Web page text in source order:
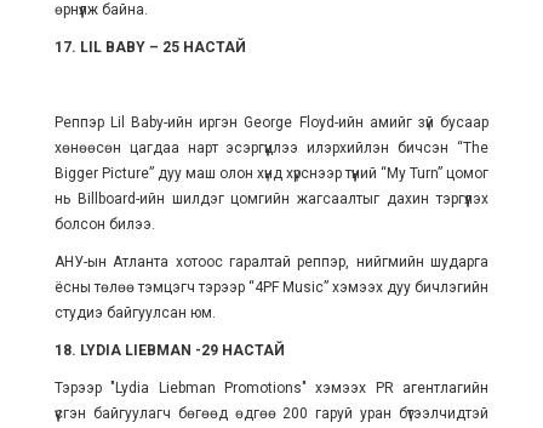
өрнүүлж байна.
17. LIL BABY – 25 НАСТАЙ
Реппэр Lil Baby-ийн иргэн George Floyd-ийн амийг зүй бусаар
хөнөөсөн цагдаа нарт эсэргүүцлээ илэрхийлэн бичсэн “The
Bigger Picture” дуу маш олон хүнд хүрснээр түүний “My Turn” цомог
нь Billboard-ийн шилдэг цомгийн жагсаалтыг дахин тэргүүлэх
болсон билээ.
АНУ-ын Атланта хотоос гаралтай реппэр, нийгмийн шударга
ёсны төлөө тэмцэгч тэрээр “4PF Music” хэмээх дуу бичлэгийн
студиэ байгуулсан юм.
18. LYDIA LIEBMAN -29 НАСТАЙ
Тэрээр " Lydia Liebman Promotions" хэмээх PR агентлагийн
үүсгэн байгуулагч бөгөөд өдгөө 200 гаруй уран бүтээлчидтэй